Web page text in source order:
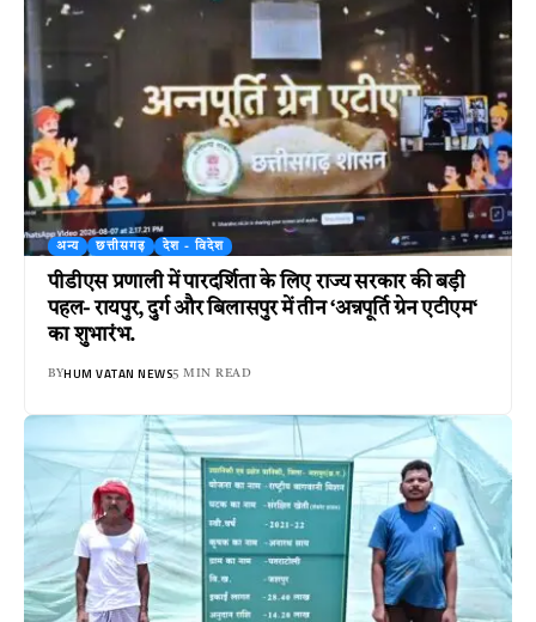
अन्य छत्तीसगढ़ देश - विदेश
पीडीएस प्रणाली में पारदर्शिता के लिए राज्य सरकार की बड़ी
पहल- रायपुर, दुर्ग और बिलासपुर में तीन ‘अन्नपूर्ति ग्रेन एटीएम‘
का शुभारंभ.
BYHUM VATAN NEWS5 MIN READ